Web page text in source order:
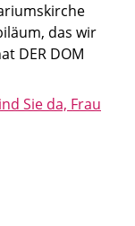
das wir
DER DOM
Sie da, Frau